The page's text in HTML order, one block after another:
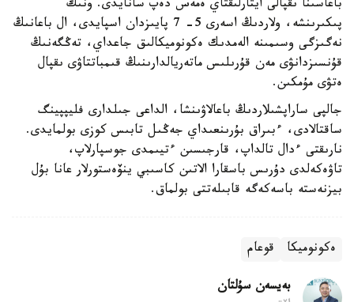
باعاسىنا ىقپالى ايتارلىقتاي ەمەس دەپ سانايدى. ونىڭ
پىكىرىنشە، ولاردىڭ اسەرى 5- 7 پايىزدان اسپايدى، ال باعانىڭ
نەگىزگى وسىمىنە الەمدىك ەكونوميكالىق جاعداي، تەڭگەنىڭ
قۇنسىزدانۋى مەن قۇرىلىس ماتەريالدارىنىڭ قىمباتتاۋى ىقپال
ەتۋى مۇمكىن.
جالپى ساراپشىلاردىڭ باعالاۋىنشا، الداعى جىلدارى فليپپينگ
ساقتالادى، ءبىراق بۇرىنعىداي جەڭىل تابىس كوزى بولمايدى.
نارىقتى ءدال تالداپ، قارجىسىن ءتيىمدى جوسپارلاپ،
تاۋەكەلدى دۇرىس باسقارا الاتىن كاسىبي ينۆەستورلار عانا بۇل
بيزنەستە باسەكەگە قابىلەتتى بولماق.
ەكونوميكا قوعام
بەيسەن سۇلتان